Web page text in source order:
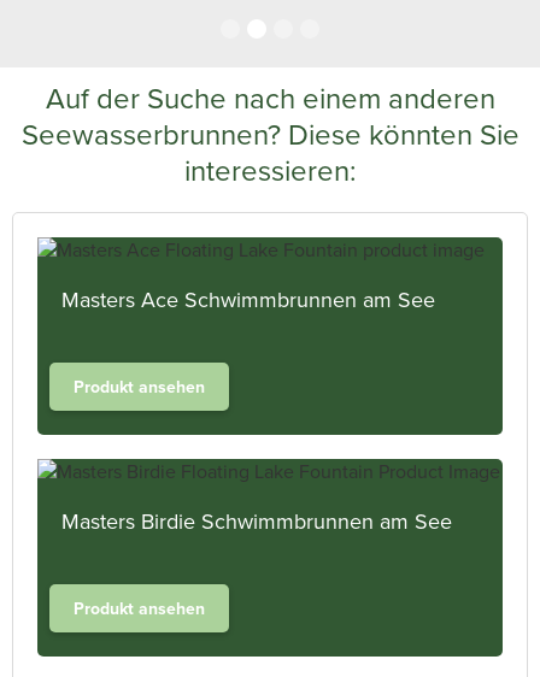
Auf der Suche nach einem anderen
Seewasserbrunnen? Diese könnten Sie
interessieren:
Masters Ace Schwimmbrunnen am See
Produkt ansehen
Masters Birdie Schwimmbrunnen am See
Produkt ansehen